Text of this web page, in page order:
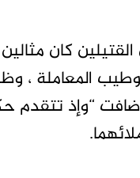
القتيلين كان
المعاملة ،
“وإذ تتقدم